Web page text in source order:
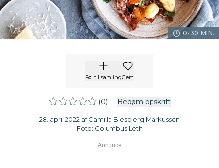
0-30 MIN.
Føj til samlingGem
(0) Bedøm opskrift
28. april 2022 af Camilla Biesbjerg Markussen
Foto: Columbus Leth